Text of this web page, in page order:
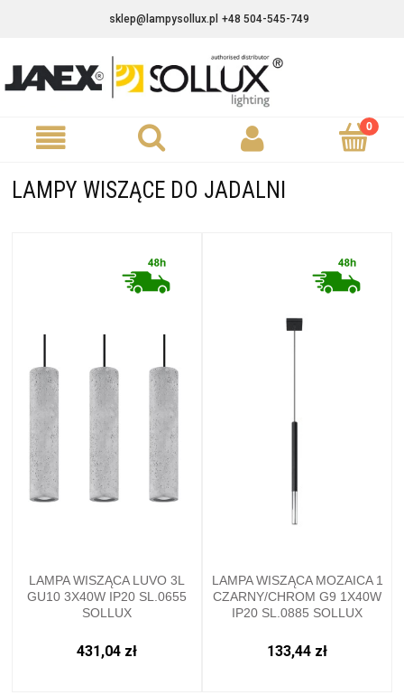
sklep@lampysollux.pl +48 504-545-749
LAMPY WISZĄCE DO JADALNI
LAMPA WISZĄCA LUVO 3L
GU10 3X40W IP20 SL.0655
SOLLUX
431,04 zł
LAMPA WISZĄCA MOZAICA 1
CZARNY/CHROM G9 1X40W
IP20 SL.0885 SOLLUX
133,44 zł